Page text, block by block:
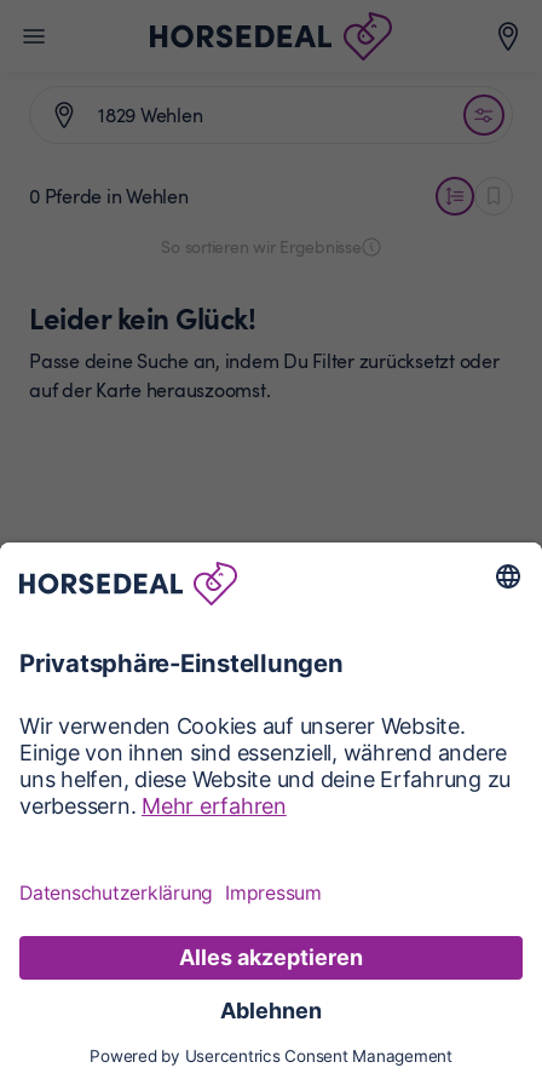
Karte Updates Konto
Karte
0 Pferde in Wehlen
So sortieren wir Ergebnisse
Leider kein Glück!
Passe deine Suche an, indem Du Filter zurücksetzt oder
auf der Karte herauszoomst.